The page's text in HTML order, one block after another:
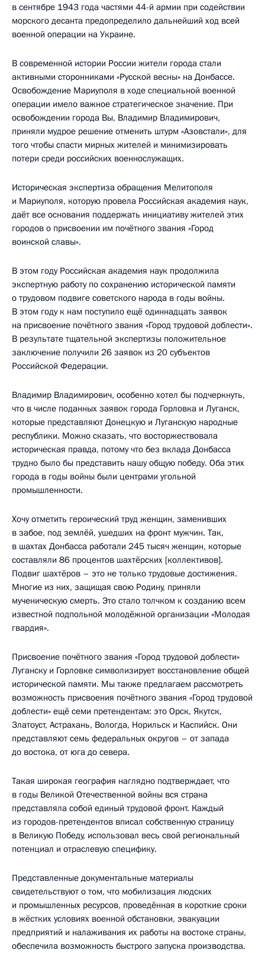
в сентябре 1943 года частями 44-й армии при содействии
морского десанта предопределило дальнейший ход всей
военной операции на Украине.
В современной истории России жители города стали
активными сторонниками «Русской весны» на Донбассе.
Освобождение Мариуполя в ходе специальной военной
операции имело важное стратегическое значение. При
освобождении города Вы, Владимир Владимирович,
приняли мудрое решение отменить штурм «Азовстали», для
того чтобы спасти мирных жителей и минимизировать
потери среди российских военнослужащих.
Историческая экспертиза обращения Мелитополя
и Мариуполя, которую провела Российская академия наук,
даёт все основания поддержать инициативу жителей этих
городов о присвоении им почётного звания «Город
воинской славы».
В этом году Российская академия наук продолжила
экспертную работу по сохранению исторической памяти
о трудовом подвиге советского народа в годы войны.
В этом году к нам поступило ещё одиннадцать заявок
на присвоение почётного звания «Город трудовой доблести».
В результате тщательной экспертизы положительное
заключение получили 26 заявок из 20 субъектов
Российской Федерации.
Владимир Владимирович, особенно хотел бы подчеркнуть,
что в числе поданных заявок города Горловка и Луганск,
которые представляют Донецкую и Луганскую народные
республики. Можно сказать, что восторжествовала
историческая правда, потому что без вклада Донбасса
трудно было бы представить нашу общую победу. Оба этих
города в годы войны были центрами угольной
промышленности.
Хочу отметить героический труд женщин, заменивших
в забое, под землёй, ушедших на фронт мужчин. Так,
в шахтах Донбасса работали 245 тысяч женщин, которые
составляли 86 процентов шахтёрских [коллективов].
Подвиг шахтёров – это не только трудовые достижения.
Многие из них, защищая свою Родину, приняли
мученическую смерть. Это стало толчком к созданию всем
известной подпольной молодёжной организации «Молодая
гвардия».
Присвоение почётного звания «Город трудовой доблести»
Луганску и Горловке символизирует восстановление общей
исторической памяти. Мы также предлагаем рассмотреть
возможность присвоения почётного звания «Город трудовой
доблести» ещё семи претендентам: это Орск, Якутск,
Златоуст, Астрахань, Вологда, Норильск и Каспийск. Они
представляют семь федеральных округов – от запада
до востока, от юга до севера.
Такая широкая география наглядно подтверждает, что
в годы Великой Отечественной войны вся страна
представляла собой единый трудовой фронт. Каждый
из городов-претендентов вписал собственную страницу
в Великую Победу, использовал весь свой региональный
потенциал и отраслевую специфику.
Представленные документальные материалы
свидетельствуют о том, что мобилизация людских
и промышленных ресурсов, проведённая в короткие сроки
в жёстких условиях военной обстановки, эвакуации
предприятий и налаживания их работы на востоке страны,
обеспечила возможность быстрого запуска производства.